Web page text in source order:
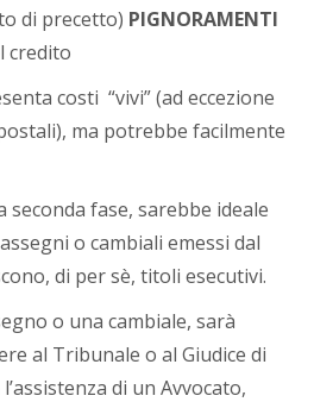
di precetto) PIGNORAMENTI
credito
costi “vivi” (ad eccezione
ma potrebbe facilmente
fase, sarebbe ideale
o cambiali emessi dal
di per sè, titoli esecutivi.
o una cambiale, sarà
al Tribunale o al Giudice di
di un Avvocato,